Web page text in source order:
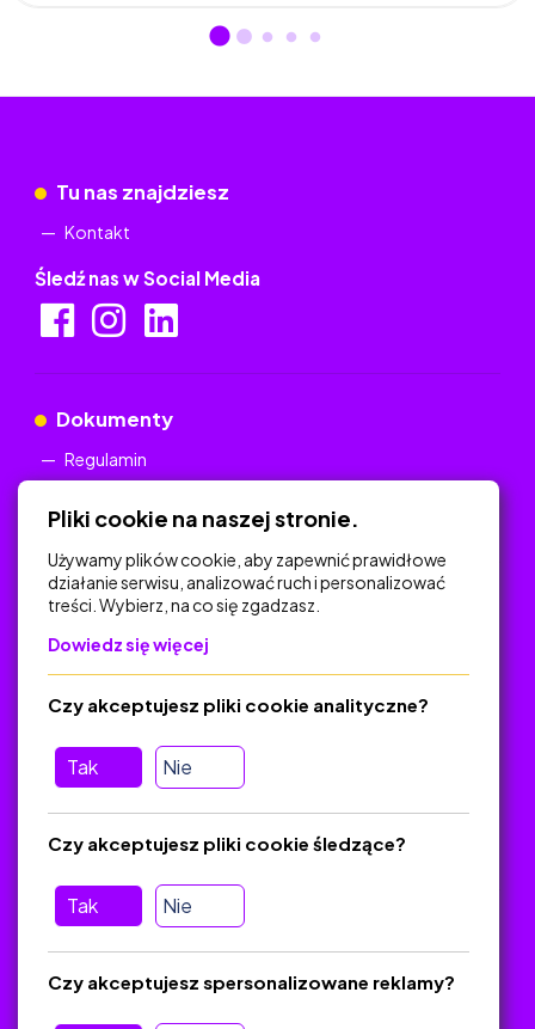
Tu nas znajdziesz
Kontakt
Śledź nas w Social Media
Dokumenty
Regulamin
Na skróty
Polityka Prywatności
Regulamin
O platformie
Baza materiałów dydaktycznych
Jak zostać autorem
FAQ
Pliki cookie na naszej stronie.
Używamy plików cookie, aby zapewnić prawidłowe
działanie serwisu, analizować ruch i personalizować
treści. Wybierz, na co się zgadzasz.
Dowiedz się więcej
Tak Nie
Czy akceptujesz pliki cookie analityczne?
Tak Nie
Czy akceptujesz pliki cookie śledzące?
Czy akceptujesz spersonalizowane reklamy?